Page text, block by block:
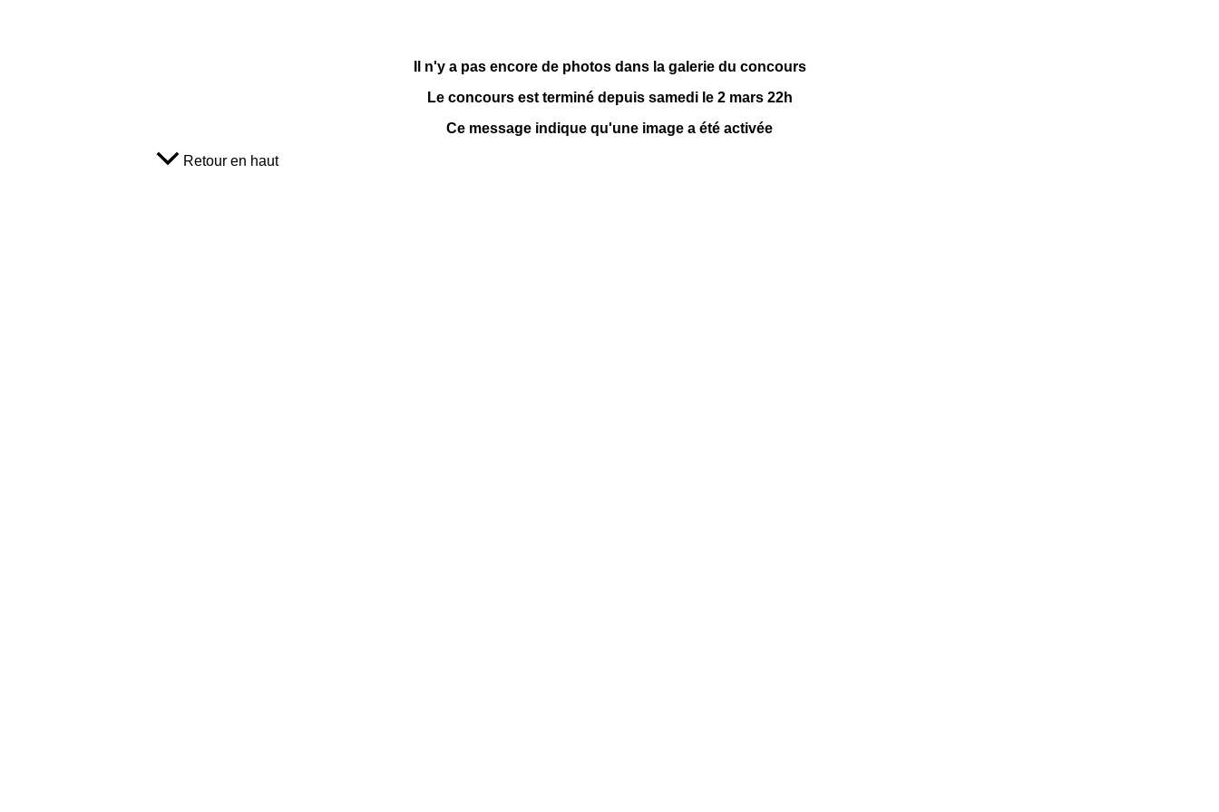
Il n'y a pas encore de photos dans la galerie du concours
Le concours est terminé depuis samedi le 2 mars 22h
Ce message indique qu'une image a été activée
Retour en haut